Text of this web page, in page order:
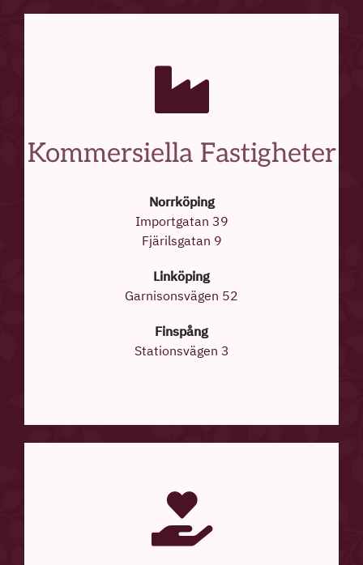
Kommersiella Fastigheter
Norrköping
Importgatan 39
Fjärilsgatan 9
Linköping
Garnisonsvägen 52
Finspång
Stationsvägen 3